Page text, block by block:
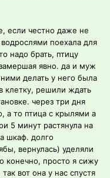
если честно даже не
водрослями поехала для
надо брать, птицу
явно. да и муж
делать у него была
клетку, решили ждать
через три дня
а то птица с крылями а
5 минут растянула на
шкаф. долго
вернулась) уделяли
конечно, просто я сижу
вот она у нас спустя